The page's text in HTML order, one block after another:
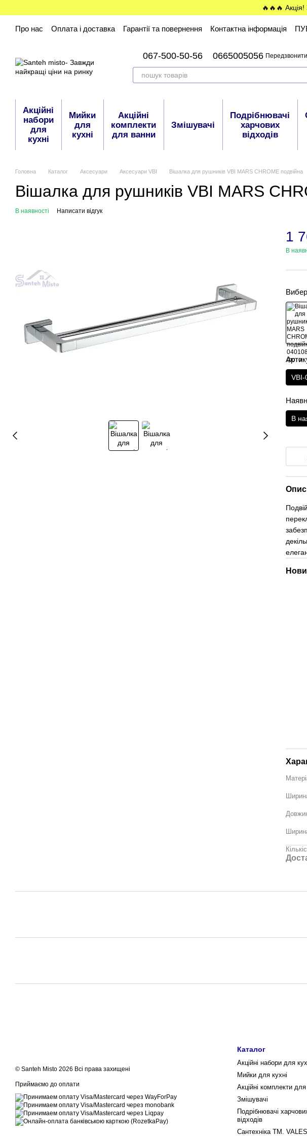
🔥🔥🔥
Про нас Оплата і доставка Гарантії та повернення Контактна інформація
067-500-50-56 0665005056
Акційні
набори
для
кухні
Мийки
для
кухні
Акційні
комплекти
для ванни
Змішувачі
Подрібнювачі
харчових
відходів
Головна Каталог Аксесуари Аксесуари VBI Вішалка для рушників VBI MARS CHROME подвійна
Вішалка для рушників VBI MARS
В наявності Написати відгук
1
В
VBI-
В
Опис
© Santeh Misto 2026 Всі права захищені
Приймаємо до оплати
Каталог
Акційні набори для
Мийки для кухні
Акційні комплекти
Змішувачі
Подрібнювачі
відходів
Сантехніка ТМ.